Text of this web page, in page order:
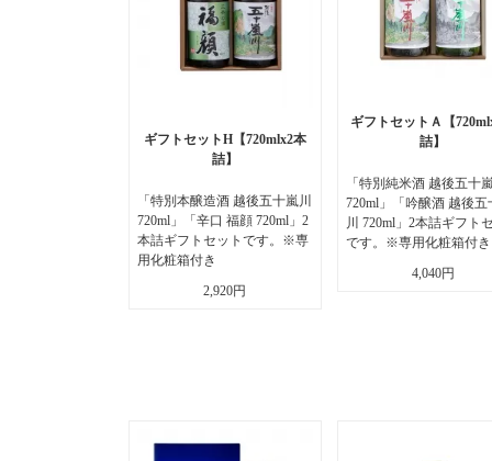
ギフトセットH【720mlx2本
詰】
「特別本醸造酒 越後五十嵐川
720ml」「辛口 福顔 720ml」2
本詰ギフトセットです。※専
用化粧箱付き
2,920円
ギフトセットＡ【
詰】
「特別純米酒 越後五十
720ml」「吟醸酒 越後五
川 720ml」2本詰ギフト
です。※専用化粧箱付き
4,040円